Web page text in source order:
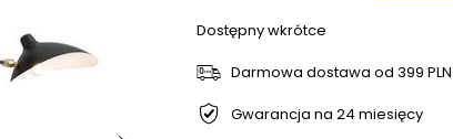
Dostępny wkrótce
Darmowa dostawa od399 PLN
Gwarancja na 24 miesięcy